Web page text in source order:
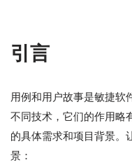
引言
用例和用户故事是敏捷软
不同技术，它们的作用略
的具体需求和项目背景。
景：